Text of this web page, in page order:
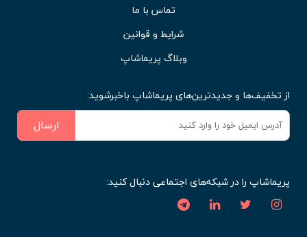
تماس با ما
شرایط و قوانین
وبلاگ پریماشاپ
از تخفیف‌ها و جدیدترین‌های پریماشاپ باخبرشوید:
ارسال
پریماشاپ را در شبکه‌های اجتماعی دنبال کنید: